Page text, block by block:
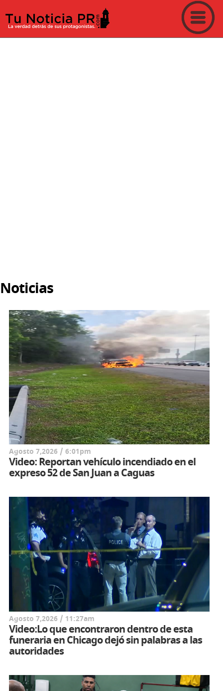
Noticias
Agosto 7,2026 / 6:01pm
Video: Reportan vehículo incendiado en el
expreso 52 de San Juan a Caguas
Agosto 7,2026 / 11:27am
Video:Lo que encontraron dentro de esta
funeraria en Chicago dejó sin palabras a las
autoridades